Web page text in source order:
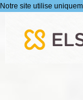
Notre site utilise